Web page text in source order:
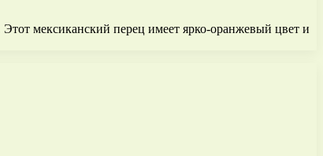
мексиканский перец имеет ярко-оранжевый цвет и